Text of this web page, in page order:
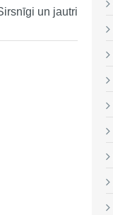
un jautri